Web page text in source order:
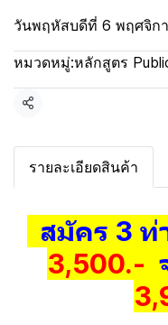
วันพฤหัสบดีที่ 6 พฤศจิก
หมวดหมู่:หลักสูตร
แชร์
รายละเอียดสินค้า
สมัคร 3 ท่
3,500.-